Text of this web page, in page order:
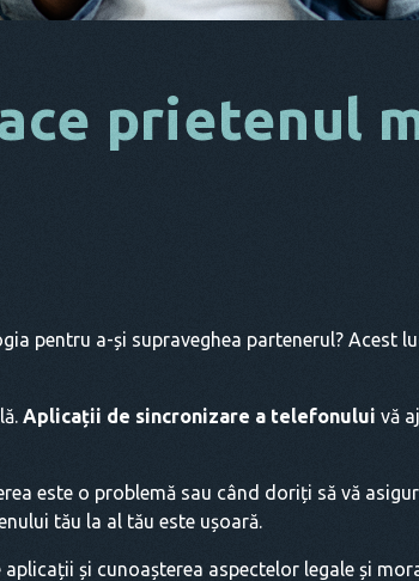
prietenul
pentru a-și supraveghea partenerul? Acest
Aplicații de sincronizare a telefonului vă
este o problemă sau când doriți să vă
tău la al tău este ușoară.
aplicații și cunoașterea aspectelor legale și